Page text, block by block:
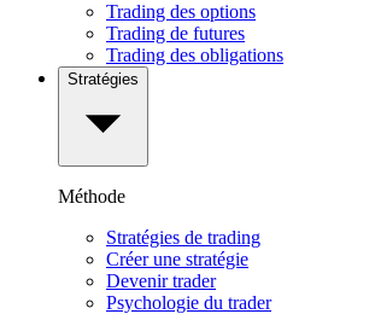
Trading des options
Trading de futures
Trading des obligations
Stratégies
Méthode
Stratégies de trading
Créer une stratégie
Devenir trader
Psychologie du trader